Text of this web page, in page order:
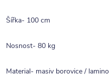
Šířka- 100 cm
Nosnost- 80 kg
Material- masiv borovice / lamino